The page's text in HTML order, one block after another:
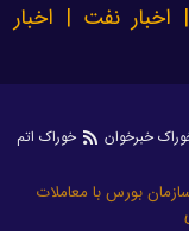
نفت | اخبار
خبرخوان خوراک اتم
بورس با معاملات